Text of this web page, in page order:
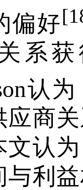
偏好
系
认
应商
文认
与利